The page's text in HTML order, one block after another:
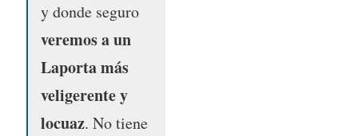
y donde seguro
veremos a un
Laporta más
veligerente y
locuaz. No tiene